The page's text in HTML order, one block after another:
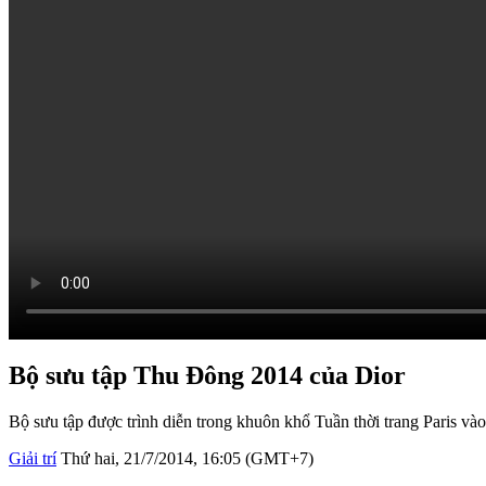
Bộ sưu tập Thu Đông 2014 của Dior
Bộ sưu tập được trình diễn trong khuôn khổ Tuần thời trang Paris
Giải trí Thứ hai, 21/7/2014, 16:05 (GMT+7)